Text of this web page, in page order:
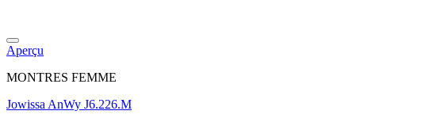
Aperçu
MONTRES FEMME
Jowissa AnWy J6.226.M